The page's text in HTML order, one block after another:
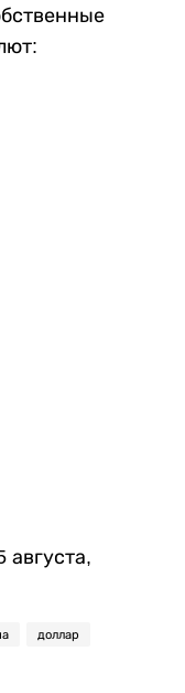
августа,
доллар